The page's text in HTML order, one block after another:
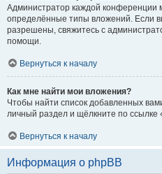
Администратор каждой конференции
определённые типы вложений. Если
разрешены, свяжитесь с
помощи.
Вернуться к началу
Как мне найти мои вложения?
Чтобы найти список добавленных
личный раздел и щёлкните по ссылке
Вернуться к началу
Информация о phpBB